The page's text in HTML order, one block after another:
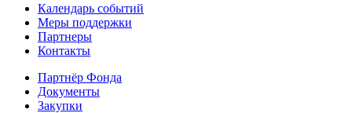
Календарь событий
Меры поддержки
Партнеры
Контакты
Партнёр Фонда
Документы
Закупки